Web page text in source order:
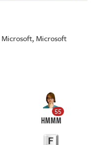
Microsoft, Microsoft
55
HMMM